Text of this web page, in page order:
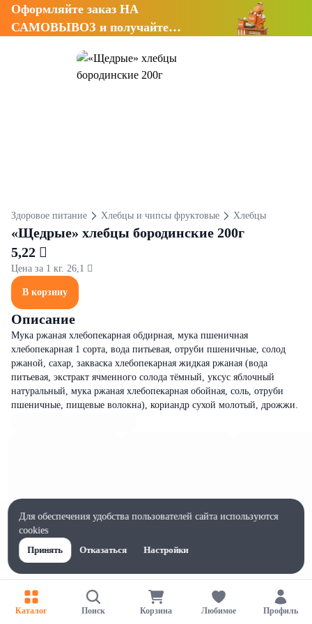
Оформляйте заказ НА
САМОВЫВОЗ и получайте
Здоровое питание Хлебцы и чипсы фруктовые Хлебцы
«Щедрые» хлебцы бородинские 200г
5,22 
Цена за 1 кг. 26,1 
В корзину
Описание
Мука ржаная хлебопекарная обдирная, мука пшеничная
хлебопекарная 1 сорта, вода питьевая, отруби пшеничные, солод
ржаной, сахар, закваска хлебопекарная жидкая ржаная (вода
питьевая, экстракт ячменного солода тёмный, уксус яблочный
натуральный, мука ржаная хлебопекарная обойная, соль, отруби
пшеничные, пищевые волокна), кориандр сухой молотый, дрожжи.
Каталог Поиск Корзина Любимое Профиль
Для обеспечения удобства пользователей сайта используются
cookies
Принять
Отказаться Настройки